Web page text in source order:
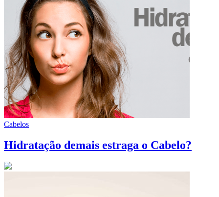
Cabelos
Hidratação demais estraga o Cabelo?